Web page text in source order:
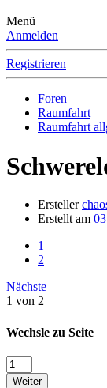
Menü
Anmelden
Registrieren
Foren
Raumfahrt
Raumfahrt
Ersteller
Erstellt am
1
2
Nächste
1 von 2
Wechsle zu Seite
Weiter